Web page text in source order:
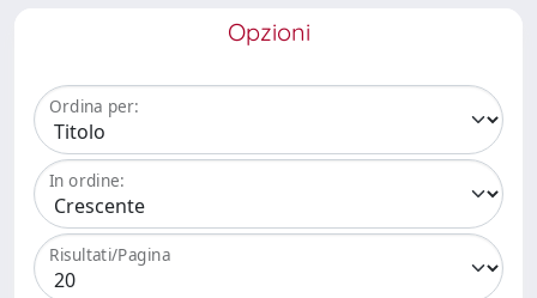
Opzioni
Ordina per:
In ordine:
Risultati/Pagina